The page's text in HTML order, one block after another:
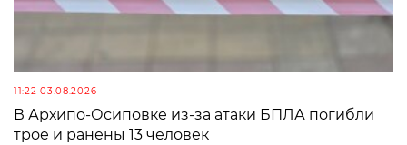
11:22 03.08.2026
В Архипо-Осиповке из-за атаки БПЛА погибли
трое и ранены 13 человек